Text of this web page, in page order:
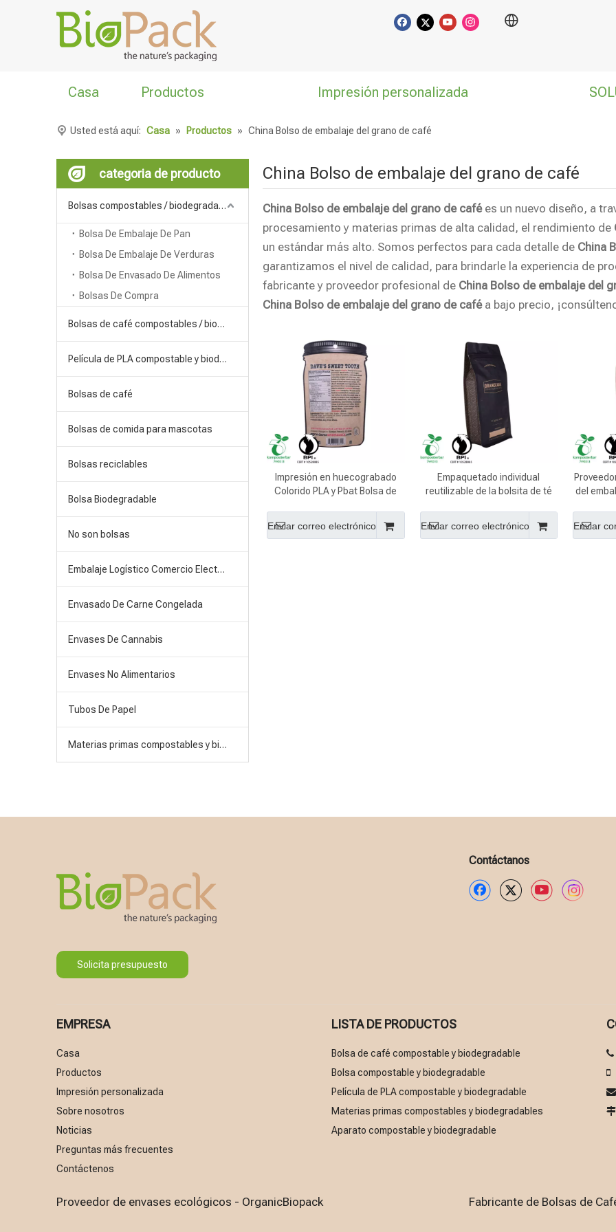
Casa Productos Impresión personalizada
Usted está aquí: Casa » Productos » China Bolso de embalaje del grano de café
categoria de producto
Bolsas compostables / biodegradables
Bolsa De Embalaje De Pan
Bolsa De Embalaje De Verduras
Bolsa De Envasado De Alimentos
Bolsas De Compra
Bolsas de café compostables / biodegradables
Película de PLA compostable y biodegradable
Bolsas de café
Bolsas de comida para mascotas
Bolsas reciclables
Bolsa Biodegradable
No son bolsas
Embalaje Logístico Comercio Electrónico
Envasado De Carne Congelada
Envases De Cannabis
Envases No Alimentarios
Tubos De Papel
Materias primas compostables y biodegradables
China Bolso de embalaje del grano de café
China Bolso de embalaje del grano de cafées un nuevo diseño, a
procesamiento y materias primas de alta calidad, el rendimiento de
un estándar más alto. Somos perfectos para cada detalle de China
garantizamos el nivel de calidad, para brindarle la experiencia de
fabricante y proveedor profesional de China Bolso de embalaje del
China Bolso de embalaje del grano de caféa bajo precio,
Impresión en huecograbado
Colorido PLA y Pbat Bolsa de
Enviar correo electrónico
Empaquetado individual
reutilizable de la bolsita de té
Enviar correo electrónico
del
Enviar
Contáctanos
Solicita presupuesto
EMPRESA
Casa
Productos
Impresión personalizada
Sobre nosotros
Noticias
Preguntas más frecuentes
Contáctenos
LISTA DE PRODUCTOS
Bolsa de café compostable y biodegradable
Bolsa compostable y biodegradable
Película de PLA compostable y biodegradable
Materias primas compostables y biodegradables
Aparato compostable y biodegradable




Proveedor de envases ecológicos - OrganicBiopack Fabricante de Bolsas de